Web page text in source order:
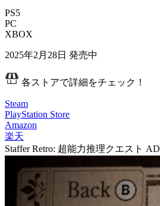
PS5
PC
XBOX
2025年2月28日 発売中
各ストアで詳細をチェック！
Steam
PlayStation Store
Amazon
楽天
Staffer Retro: 超能力推理クエスト AD